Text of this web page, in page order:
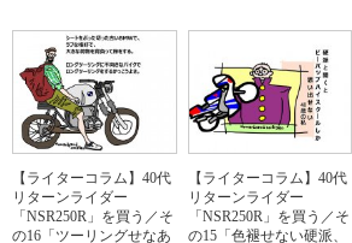
【ライターコラム】40代
リターンライダー
「NSR250R」を買う／そ
の16「ツーリングせなあ
【ライターコラム】40代
リターンライダー
「NSR250R」を買う／そ
の15「色褪せない硬派、